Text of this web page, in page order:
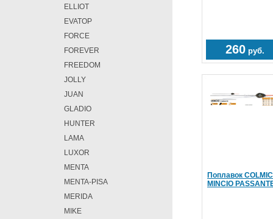
ELLIOT
EVATOP
FORCE
FOREVER
FREEDOM
JOLLY
JUAN
GLADIO
HUNTER
LAMA
LUXOR
MENTA
MENTA-PISA
MERIDA
MIKE
260 руб.
Поплавок
MINCIO